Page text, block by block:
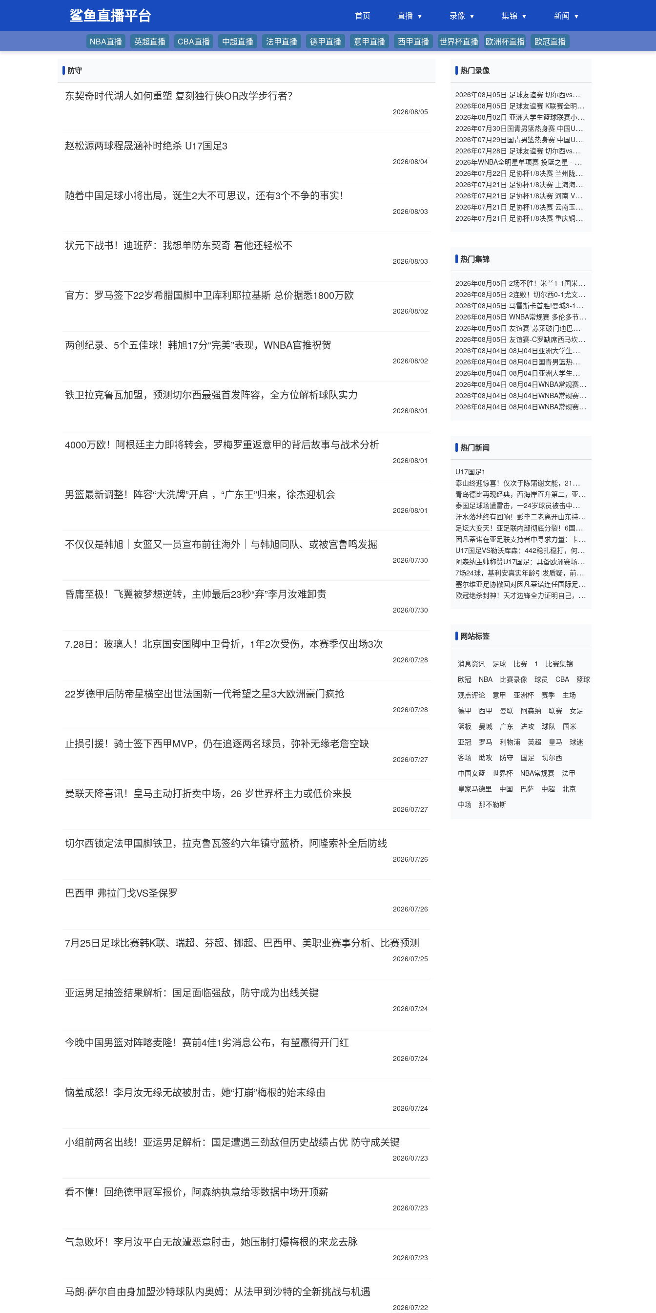
鲨鱼直播平台 首页 直播 录像 集锦 新闻
NBA直播 英超直播 CBA直播 中超直播 法甲直播 德甲直播 意甲直播 西甲直播 世界杯直播 欧洲杯直播 欧冠直播
防守
东契奇时代湖人如何重塑 复刻独行侠OR改学步行者？
2026/08/05
赵松源两球程晟涵补时绝杀 U17国足3
2026/08/04
随着中国足球小将出局，诞生2大不可思议，还有3个不争的事实！
2026/08/03
状元下战书！迪班萨：我想单防东契奇 看他还轻松不
2026/08/03
官方：罗马签下22岁希腊国脚中卫库利耶拉基斯 总价据悉1800万欧
2026/08/02
两创纪录、5个五佳球！韩旭17分“完美”表现，WNBA官推祝贺
2026/08/02
铁卫拉克鲁瓦加盟，预测切尔西最强首发阵容，全方位解析球队实力
2026/08/01
4000万欧！阿根廷主力即将转会，罗梅罗重返意甲的背后故事与战术分析
2026/08/01
男篮最新调整！阵容“大洗牌”开启 ，“广东王”归来，徐杰迎机会
2026/08/01
不仅仅是韩旭｜女篮又一员宣布前往海外｜与韩旭同队、或被宫鲁鸣发掘
2026/07/30
昏庸至极！飞翼被梦想逆转，主帅最后23秒“弃”李月汝难卸责
2026/07/30
7.28日：玻璃人！北京国安国脚中卫骨折，1年2次受伤，本赛季仅出场3次
2026/07/28
22岁德甲后防帝星横空出世法国新一代希望之星3大欧洲豪门疯抢
2026/07/28
止损引援！骑士签下西甲MVP，仍在追逐两名球员，弥补无缘老詹空缺
2026/07/27
曼联天降喜讯！皇马主动打折卖中场，26 岁世界杯主力或低价来投
2026/07/27
切尔西锁定法甲国脚铁卫，拉克鲁瓦签约六年镇守蓝桥，阿隆索补全后防线
2026/07/26
巴西甲 弗拉门戈VS圣保罗
2026/07/26
7月25日足球比赛韩K联、瑞超、芬超、挪超、巴西甲、美职业赛事分析、比赛预测
2026/07/25
亚运男足抽签结果解析：国足面临强敌，防守成为出线关键
2026/07/24
今晚中国男篮对阵喀麦隆！赛前4佳1劣消息公布，有望赢得开门红
2026/07/24
恼羞成怒！李月汝无缘无故被肘击，她“打崩”梅根的始末缘由
2026/07/24
小组前两名出线！亚运男足解析：国足遭遇三劲敌但历史战绩占优 防守成关键
2026/07/23
看不懂！回绝德甲冠军报价，阿森纳执意给零数据中场开顶薪
2026/07/23
气急败坏！李月汝平白无故遭恶意肘击，她压制打爆梅根的来龙去脉
2026/07/23
马朗·萨尔自由身加盟沙特球队内奥姆：从法甲到沙特的全新挑战与机遇
2026/07/22
热门录像
2026年08月05日 足球友谊赛 切尔西vs尤文
图斯 全场录像
2026年08月05日 足球友谊赛 K联赛全明星
vs曼城 全场录像
2026年08月02日 亚洲大学生篮球联赛小组
赛 北京大学 VS 香港中文大学 全场录像
2026年07月30日国青男篮热身赛 中国U18
男篮 - 大卫·安篮球学院 全场录像
2026年07月29日国青男篮热身赛 中国U18
男篮 - 纽纳华丁闪电队 全场录像
2026年07月28日 足球友谊赛 切尔西vs西悉
尼漫步者 全场录像
2026年WNBA全明星单项赛 投篮之星 - 单
项赛 全场录像
2026年07月22日 足协杯1/8决赛 兰州陇原
竞技 VS 陕西联合 全场录像
2026年07月21日 足协杯1/8决赛 上海海港
VS 深圳新鹏城 全场录像
2026年07月21日 足协杯1/8决赛 河南 VS
大连英博 全场录像
2026年07月21日 足协杯1/8决赛 云南玉昆
VS 成都蓉城 全场录像
2026年07月21日 足协杯1/8决赛 重庆铜梁
热门集锦
2026年08月05日 2场不胜！米兰1-1国米 迪
马尔科破门 恩昆库造点+点射拉莫斯登场
2026年08月05日 2连败！切尔西0-1尤文 热
格罗瓦世界波制胜穆德里克时隔614天复出
2026年08月05日 马雷斯卡首胜!曼城3-1K
联赛全明星 赖因德斯努里破门塞梅尼奥助
2026年08月05日 WNBA常规赛 多伦多节奏
81 - 92 金州女武神 全场集锦
2026年08月05日 友谊赛-苏莱破门迪巴拉助
攻 罗马4-1纽波特郡
2026年08月05日 友谊赛-C罗缺席西马坎送
点 胜利0-2不敌阿尔梅里亚
2026年08月04日 08月04日亚洲大学生篮球
联赛小组赛 延世大学 82 - 83 北京大学 集
2026年08月04日 08月04日国青男篮热身赛
中国U18男篮 94 - 85 加拿大大卫·安篮球学
院 集锦
2026年08月04日 08月04日亚洲大学生篮球
联赛小组赛 早稻田大学 71 - 86 清华大学
2026年08月04日 08月04日WNBA常规赛
菲尼克斯水星106-101芝加哥天空 全场集锦
2026年08月04日 08月04日WNBA常规赛
西雅图风暴83-95纽约自由人 全场集锦
2026年08月04日 08月04日WNBA常规赛
热门新闻
U17国足1
泰山终迎惊喜！仅次于陈蒲谢文能，21岁青
妖崛起，未来国足新锋线！
青岛德比再现经典，西海岸直升第二，亚冠
梦想近在咫尺
泰国足球场遭雷击，一24岁球员被击中身
亡，身边多人倒地，至少9人受伤，警方介
入调查
汗水落地终有回响！彭毕二老离开山东持续
高光，支持郑智以教练身份征战亚冠
足坛大变天！亚足联内部彻底分裂！6国公
然倒戈，力挺因凡蒂诺连任
因凡蒂诺在亚足联支持者中寻求力量：卡塔
尔与阿联酋的立场引发关注
U17国足VS勒沃库森：442稳扎稳打，何思
凡邝兆镭领衔，赵松源冲锋
阿森纳主帅称赞U17国足：具备欧洲赛场实
力，两位球员特别突出
7场24球，基利安真实年龄引发质疑，前国
脚毛剑卿称造假很正常
塞尔维亚足协撤回对因凡蒂诺连任国际足联
主席的支持
欧冠绝杀封神！天才边锋全力证明自己，巴
网站标签
消息资讯 足球 比赛 1
比赛集锦
欧冠
NBA 比赛录像 球员 CBA
篮球
观点评论
意甲 亚洲杯 赛季
主场
德甲
西甲 曼联 阿森纳 联赛
女足
篮板
曼城 广东 进攻 球队
国米
亚冠
罗马 利物浦 英超 皇马
球迷
客场
助攻 防守 国足
切尔西
中国女篮
世界杯 NBA常规赛
法甲
皇家马德里
中国 巴萨 中超
北京
中场
那不勒斯